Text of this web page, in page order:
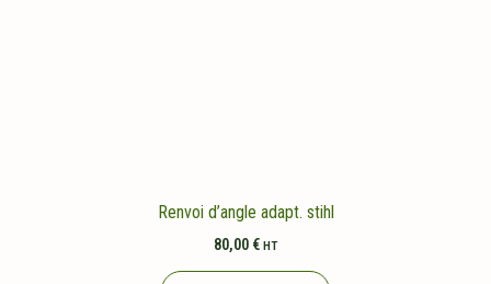
Renvoi d’angle adapt. stihl
80,00 € HT